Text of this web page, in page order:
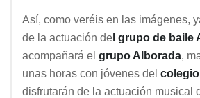
Así, como veréis en las imágenes,
de la actuación de l grupo de baile
acompañará el grupo Alborada,
unas horas con jóvenes del
disfrutarán de la actuación musical